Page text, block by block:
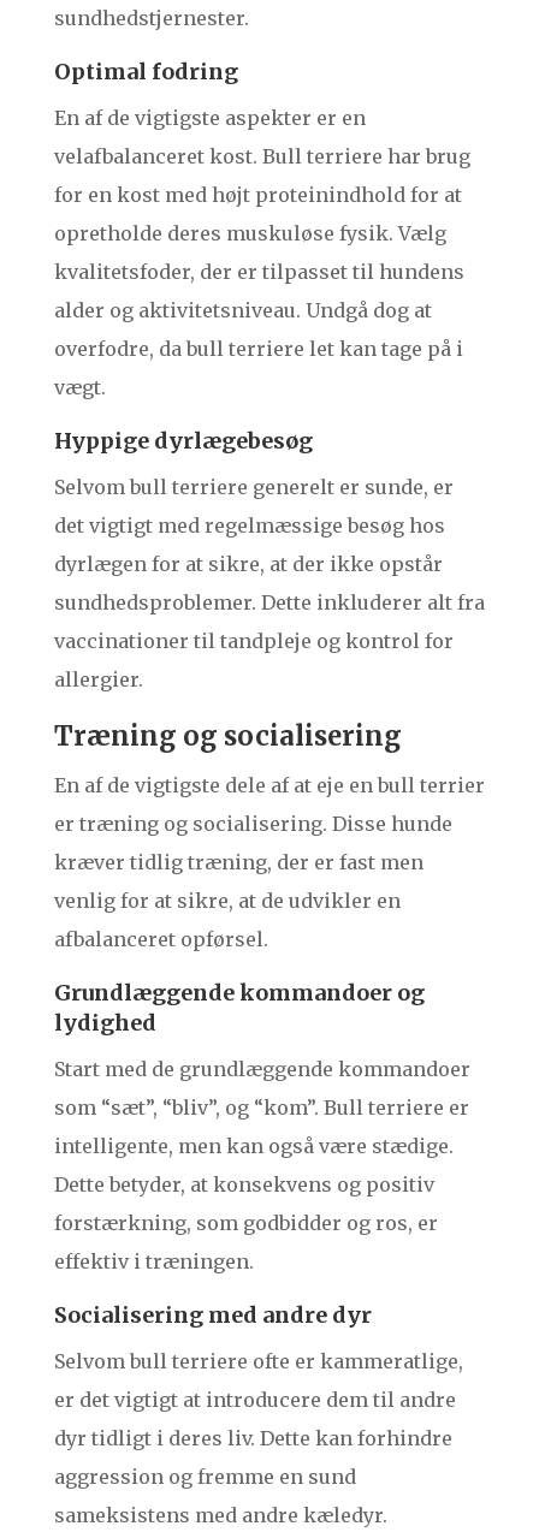
sundhedstjernester.
Optimal fodring
En af de vigtigste aspekter er en
velafbalanceret kost. Bull terriere har brug
for en kost med højt proteinindhold for at
opretholde deres muskuløse fysik. Vælg
kvalitetsfoder, der er tilpasset til hundens
alder og aktivitetsniveau. Undgå dog at
overfodre, da bull terriere let kan tage på i
vægt.
Hyppige dyrlægebesøg
Selvom bull terriere generelt er sunde, er
det vigtigt med regelmæssige besøg hos
dyrlægen for at sikre, at der ikke opstår
sundhedsproblemer. Dette inkluderer alt fra
vaccinationer til tandpleje og kontrol for
allergier.
Træning og socialisering
En af de vigtigste dele af at eje en bull terrier
er træning og socialisering. Disse hunde
kræver tidlig træning, der er fast men
venlig for at sikre, at de udvikler en
afbalanceret opførsel.
Grundlæggende kommandoer og
lydighed
Start med de grundlæggende kommandoer
som “sæt”, “bliv”, og “kom”. Bull terriere er
intelligente, men kan også være stædige.
Dette betyder, at konsekvens og positiv
forstærkning, som godbidder og ros, er
effektiv i træningen.
Socialisering med andre dyr
Selvom bull terriere ofte er kammeratlige,
er det vigtigt at introducere dem til andre
dyr tidligt i deres liv. Dette kan forhindre
aggression og fremme en sund
sameksistens med andre kæledyr.